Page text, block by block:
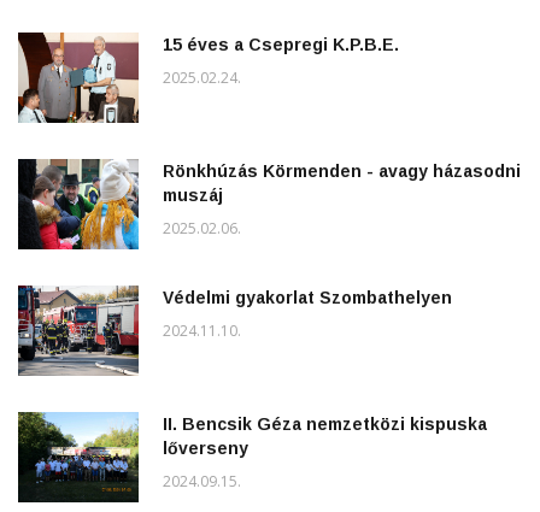
15 éves a Csepregi K.P.B.E.
2025.02.24.
Rönkhúzás Körmenden - avagy házasodni
muszáj
2025.02.06.
Védelmi gyakorlat Szombathelyen
2024.11.10.
II. Bencsik Géza nemzetközi kispuska
lőverseny
2024.09.15.